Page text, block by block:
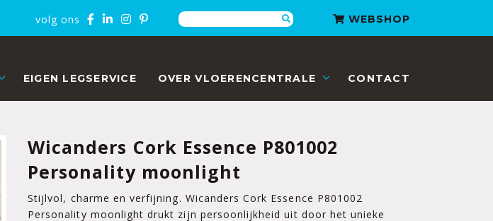
volg ons Zoeken WEBSHOP
EIGEN LEGSERVICE OVER VLOERENCENTRALE CONTACT
Wicanders Cork Essence P801002
Personality moonlight
Stijlvol, charme en verfijning. Wicanders Cork Essence P801002
Personality moonlight drukt zijn persoonlijkheid uit door het unieke